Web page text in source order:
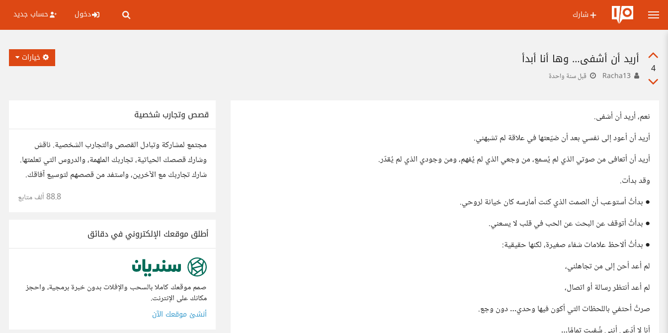
شارك دخول حساب جديد
4
أريد أن أشفى… وها أنا أبدأ
قبل سنة واحدة
خيارات
نعم، أريد أن أشفى.
أريد أن أعود إلى نفسي بعد أن ضيّعتها في علاقة لم تشبهني.
أريد أن أتعافى من صوتي الذي لم يُسمع، من وجعي الذي لم يُفهم، ومن وجودي الذي لم يُقدّر.
وقد بدأت.
● بدأتُ أستوعب أن الصمت الذي كنت أمارسه كان خيانة لروحي.
● بدأتُ أتوقف عن البحث عن الحب في قلب لا يسعني.
● بدأتُ ألاحظ علامات شفاء صغيرة، لكنها حقيقية:
لم أعد أحن إلى من تجاهلني،
لم أعد أنتظر رسالة أو اتصال،
صرتُ أحتفي باللحظات التي أكون فيها وحدي… دون وجع.
قصص وتجارب شخصية
مجتمع لمشاركة وتبادل القصص والتجارب الشخصية. ناقش
وشارك قصصك الحياتية، تجاربك الملهمة، والدروس التي تعلمتها.
شارك تجاربك مع الآخرين، واستفد من قصصهم لتوسيع آفاقك.
88.8 ألف متابع
أطلق موقعك الإلكتروني في دقائق
صمم موقعك كاملا بالسحب والإفلات بدون خبرة برمجية، واحجز
مكانك على الإنترنت.
أنشئ موقعك الآن